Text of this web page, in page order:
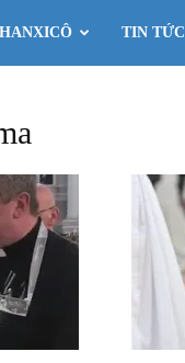
TIN TỨC